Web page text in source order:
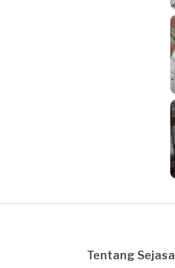
Tentang Sejasa